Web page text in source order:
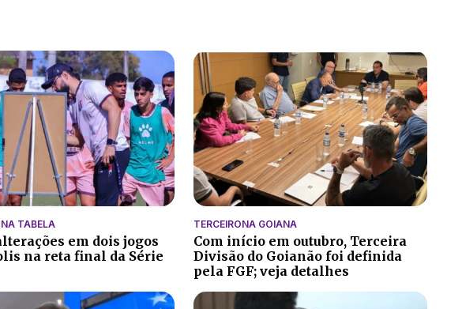
TABELA
em dois jogos
na reta final da Série
TERCEIRONA GOIANA
Com início em outubro, Terceira
Divisão do Goianão foi definida
pela FGF; veja detalhes